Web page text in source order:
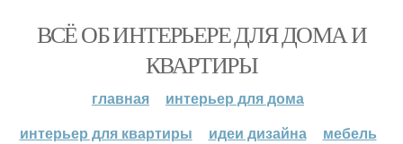
ВСЁ ОБ ИНТЕРЬЕРЕ ДЛЯ ДОМА И
КВАРТИРЫ
главная
интерьер для дома
интерьер для квартиры
идеи дизайна мебель